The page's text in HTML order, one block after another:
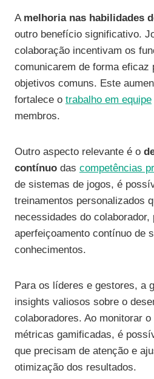
A melhoria nas habilidades
outro benefício significativo.
colaboração incentivam os
comunicarem de forma eficaz
objetivos comuns. Este
fortalece o trabalho em equipe
membros.
Outro aspecto relevante é o
contínuo das competências
de sistemas de jogos, é
treinamentos personalizados
necessidades do colaborador,
aperfeiçoamento contínuo de
conhecimentos.
Para os líderes e gestores, a
insights valiosos sobre o
colaboradores. Ao monitorar
métricas gamificadas, é
que precisam de atenção e
otimização dos resultados.